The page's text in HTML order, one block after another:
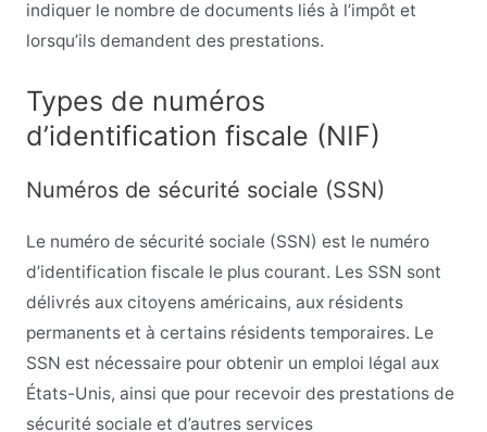
indiquer le nombre de documents liés à l’impôt et
lorsqu’ils demandent des prestations.
Types de numéros
d’identification fiscale (NIF)
Numéros de sécurité sociale (SSN)
Le numéro de sécurité sociale (SSN) est le numéro
d’identification fiscale le plus courant. Les SSN sont
délivrés aux citoyens américains, aux résidents
permanents et à certains résidents temporaires. Le
SSN est nécessaire pour obtenir un emploi légal aux
États-Unis, ainsi que pour recevoir des prestations de
sécurité sociale et d’autres services